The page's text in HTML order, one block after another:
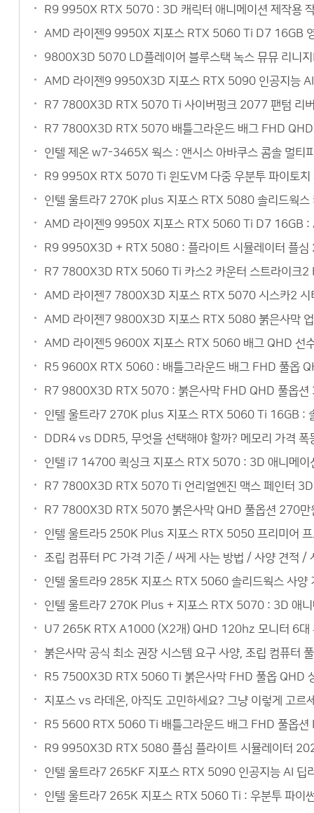
R9 9950X RTX 5070 : 3D 캐릭터 애니메이션 제작용
AMD 라이젠9 9950X 지포스 RTX 5060 Ti D7 16GB
9800X3D 5070 LD플레이어 블루스택 녹스 뮤뮤 리니
AMD 라이젠9 9950X3D 지포스 RTX 5090 인공지능 AI
R7 7800X3D RTX 5070 Ti 사이버펑크 2077 팬텀 리
R7 7800X3D RTX 5070 배틀그라운드 배그 FHD QHD
인텔 제온 w7-3465X 웍스 : 앤시스 아바쿠스 콤솔 멀티
R9 9950X RTX 5070 Ti 윈도VM 다중 우분투 파이토치
인텔 울트라7 270K plus 지포스 RTX 5080 솔리드웍스
AMD 라이젠9 9950X 지포스 RTX 5060 Ti D7 16GB :
R9 9950X3D + RTX 5080 : 플라이트 시뮬레이터 플
R7 7800X3D RTX 5060 Ti 카스2 카운터 스트라이크2
AMD 라이젠7 7800X3D 지포스 RTX 5070 시스카2 시
AMD 라이젠7 9800X3D 지포스 RTX 5080 붉은사막
AMD 라이젠5 9600X 지포스 RTX 5060 배그 QHD 선
R5 9600X RTX 5060 : 배틀그라운드 배그 FHD 풀옵
R7 9800X3D RTX 5070 : 붉은사막 FHD QHD 풀옵션
인텔 울트라7 270K plus 지포스 RTX 5060 Ti 16GB :
DDR4 vs DDR5, 무엇을 선택해야 할까? 메모리 가격
인텔 i7 14700 퀵싱크 지포스 RTX 5070 : 3D 애니메이
R7 7800X3D RTX 5070 Ti 언리얼엔진 맥스 페인터 3D
R7 7800X3D RTX 5070 붉은사막 QHD 풀옵션 270만
인텔 울트라5 250K Plus 지포스 RTX 5050 프리미어
조립 컴퓨터 PC 가격 기준 / 싸게 사는 방법 / 사양 견적 /
인텔 울트라9 285K 지포스 RTX 5060 솔리드웍스 사양
인텔 울트라7 270K Plus + 지포스 RTX 5070 : 3D 애니
U7 265K RTX A1000 (X2개) QHD 120hz 모니터 6대
붉은사막 공식 최소 권장 시스템 요구 사양, 조립 컴퓨터
R5 7500X3D RTX 5060 Ti 붉은사막 FHD 풀옵 QHD
지포스 vs 라데온, 아직도 고민하세요? 그냥 이렇게 고
R5 5600 RTX 5060 Ti 배틀그라운드 배그 FHD 풀옵션
R9 9950X3D RTX 5080 플심 플라이트 시뮬레이터
인텔 울트라7 265KF 지포스 RTX 5090 인공지능 AI 딥
인텔 울트라7 265K 지포스 RTX 5060 Ti : 우분투 파이